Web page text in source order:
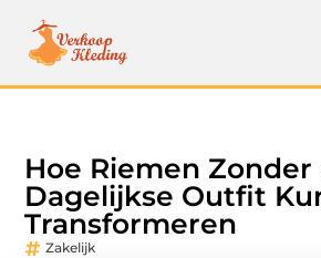
Hoe Riemen Zonder
Dagelijkse Outfit
Transformeren
Zakelijk